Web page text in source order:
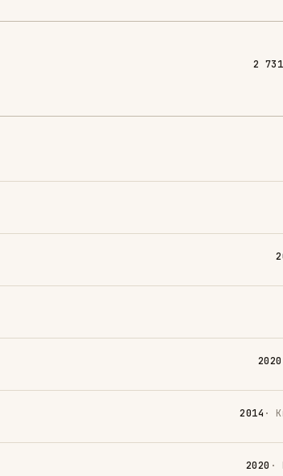
2 731
2020
2014 ·
2020 ·